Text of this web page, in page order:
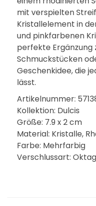
mit verspielten
Kristallelement in
und pinkfarbenen
perfekte Ergänzung
Schmuckstücken
Geschenkidee, die
lässt.
Artikelnummer:
Kollektion: Dulcis
Größe: 7.9 x 2 cm
Material: Kristalle,
Farbe: Mehrfarbig
Verschlussart: